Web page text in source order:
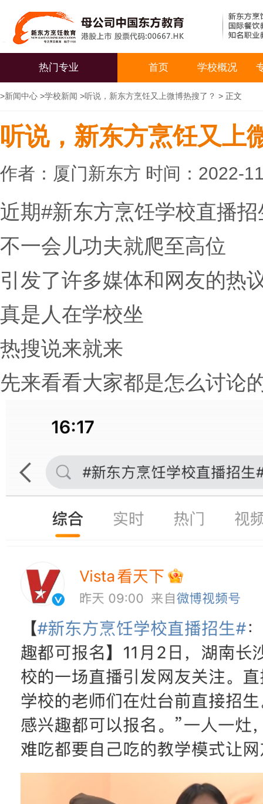
热门专业 首页 学校概况
>新闻中心 >学校新闻 >听说，新东方烹饪又上微博热搜了？ > 正文
听说，新东方烹饪又上
作者：厦门新东方 时间：2022-
近期#新东方烹饪学校直播
不一会儿功夫就爬至高位
引发了许多媒体和网友的热
真是人在学校坐
热搜说来就来
先来看看大家都是怎么讨论